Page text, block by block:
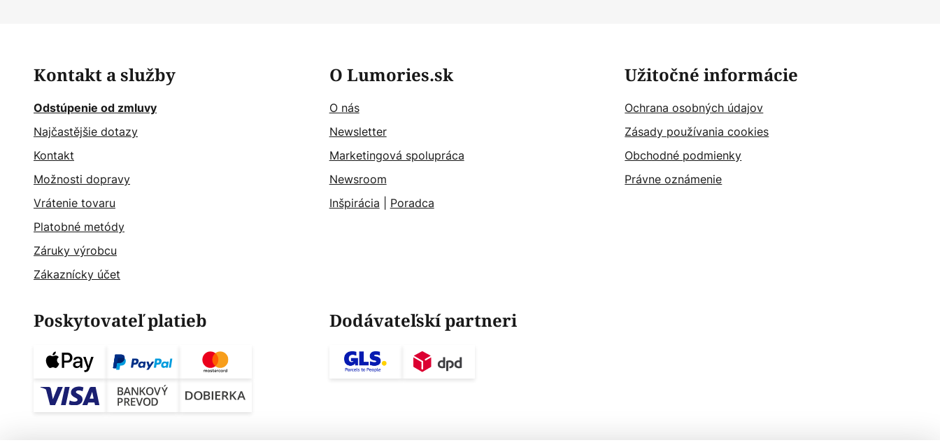
Kontakt a služby
Odstúpenie od zmluvy
Najčastějšie dotazy
Kontakt
Možnosti dopravy
Vrátenie tovaru
Platobné metódy
Záruky výrobcu
Zákaznícky účet
O Lumories.sk
O nás
Newsletter
Marketingová spolupráca
Newsroom
Inšpirácia
Poradca
Užitočné informácie
Ochrana osobných údajov
Zásady používania cookies
Obchodné podmienky
Právne oznámenie
Poskytovateľ platieb Dodávateľskí partneri